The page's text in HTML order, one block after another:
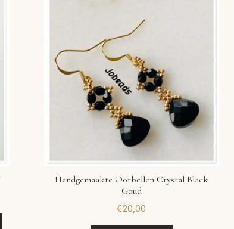
Handgemaakte Oorbellen Crystal Black
Goud
€20,00